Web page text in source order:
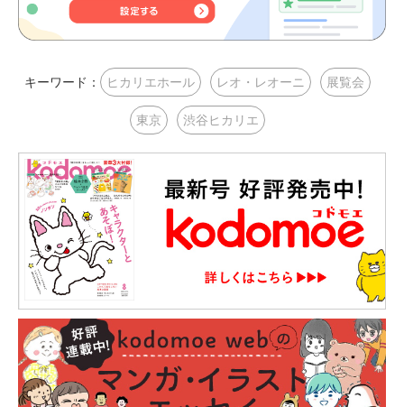
キーワード： ヒカリエホール レオ・レオーニ 展覧会
東京 渋谷ヒカリエ